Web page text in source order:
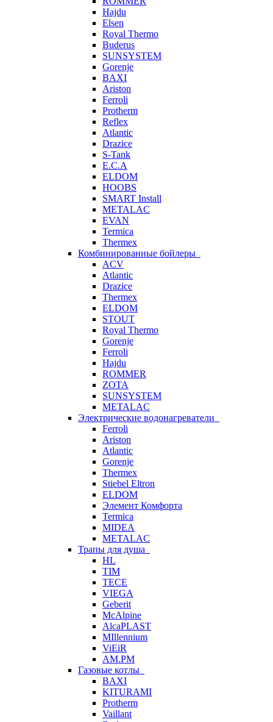
Hajdu
Elsen
Royal Thermo
Buderus
SUNSYSTEM
Gorenje
BAXI
Ariston
Ferroli
Protherm
Reflex
Atlantic
Drazice
S-Tank
E.C.A
ELDOM
HOOBS
SMART Install
METALAC
EVAN
Termica
Thermex
Комбинированные бойлеры
ACV
Atlantic
Drazice
Thermex
ELDOM
STOUT
Royal Thermo
Gorenje
Ferroli
Hajdu
ROMMER
ZOTA
SUNSYSTEM
METALAC
Электрические водонагреватели
Ferroli
Ariston
Atlantic
Gorenje
Thermex
Stiebel Eltron
ELDOM
Элемент Комфорта
Termica
MIDEA
METALAC
Трапы для душа
HL
TIM
TECE
VIEGA
Geberit
McAlpine
AlcaPLAST
MIllennium
ViEiR
AM.PM
Газовые котлы
BAXI
KITURAMI
Protherm
Vaillant